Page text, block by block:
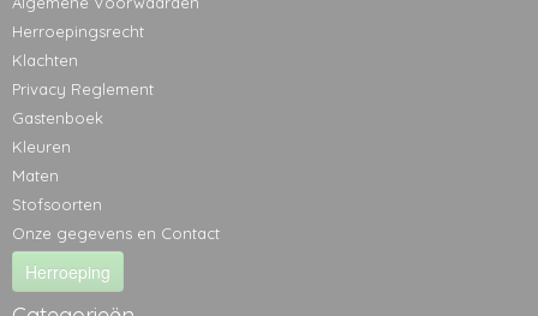
Herroepingsrecht
Klachten
Privacy Reglement
Gastenboek
Kleuren
Maten
Stofsoorten
Onze gegevens en Contact
Herroeping